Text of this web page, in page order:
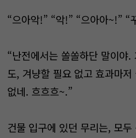
“으아악!” “악!” “으아아~!” “
“난전에서는 쏠쏠하단 말이야.
도, 겨냥할 필요 없고 효과마
없네. 흐흐흐~.”
건물 입구에 있던 무리는, 모